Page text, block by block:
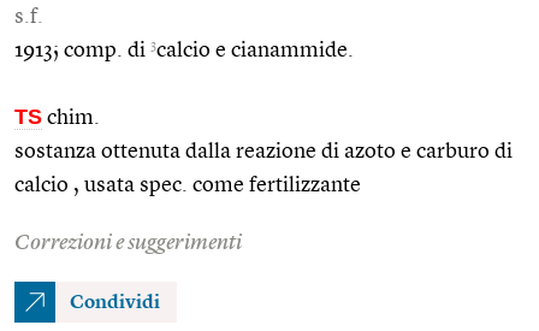
s.f.
1913; comp. di 3calcio e cianammide.
TS chim.
sostanza ottenuta dalla reazione di azoto e carburo di
calcio , usata spec. come fertilizzante
Correzioni e suggerimenti
Condividi